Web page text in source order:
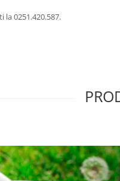
0251.420.587.